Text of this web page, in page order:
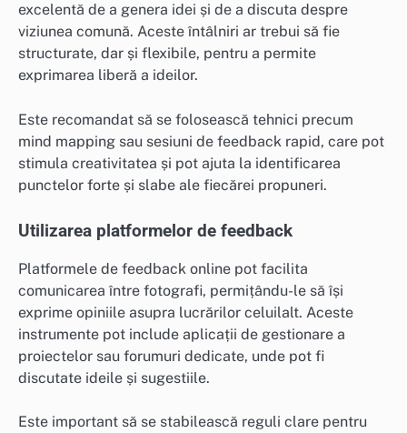
excelentă de a genera idei și de a discuta despre
viziunea comună. Aceste întâlniri ar trebui să fie
structurate, dar și flexibile, pentru a permite
exprimarea liberă a ideilor.
Este recomandat să se folosească tehnici precum
mind mapping sau sesiuni de feedback rapid, care pot
stimula creativitatea și pot ajuta la identificarea
punctelor forte și slabe ale fiecărei propuneri.
Utilizarea platformelor de feedback
Platformele de feedback online pot facilita
comunicarea între fotografi, permițându-le să își
exprime opiniile asupra lucrărilor celuilalt. Aceste
instrumente pot include aplicații de gestionare a
proiectelor sau forumuri dedicate, unde pot fi
discutate ideile și sugestiile.
Este important să se stabilească reguli clare pentru